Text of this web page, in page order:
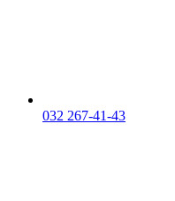
032 267-41-43